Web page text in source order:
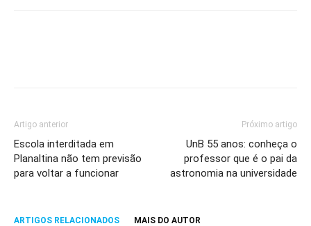
Artigo anterior
Escola interditada em
Planaltina não tem previsão
para voltar a funcionar
Próximo artigo
UnB 55 anos: conheça o
professor que é o pai da
astronomia na universidade
ARTIGOS RELACIONADOS MAIS DO AUTOR